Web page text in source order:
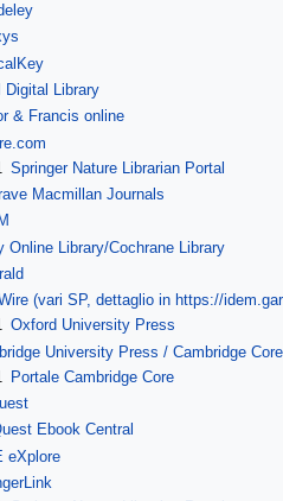
Digital Library
& Francis online
Springer Nature Librarian Portal
Macmillan Journals
Online Library/Cochrane Library
(vari SP, dettaglio in https://
Oxford University Press
University Press / Cambridge Core
Portale Cambridge Core
Ebook Central
eXplore